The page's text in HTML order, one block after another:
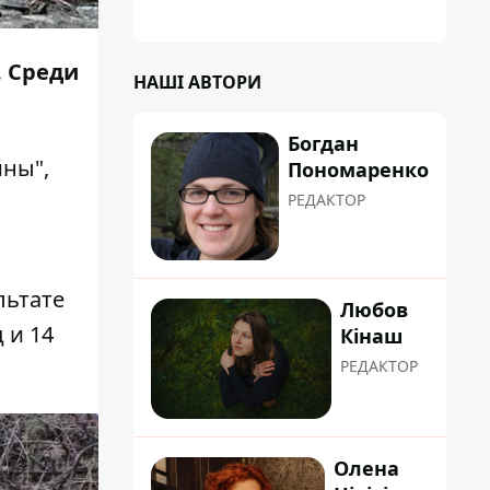
Среди
и 14
НАШІ АВТОРИ
Богдан
Пономаренко
РЕДАКТОР
Любов
Кінаш
РЕДАКТОР
Олена